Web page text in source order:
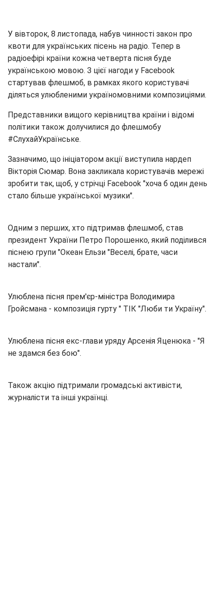
У вівторок, 8 листопада, набув чинності закон про
квоти для українських пісень на радіо. Тепер в
радіоефірі країни кожна четверта пісня буде
українською мовою. З цієї нагоди у Facebook
стартував флешмоб, в рамках якого користувачі
діляться улюбленими україномовними композиціями.
Представники вищого керівництва країни і відомі
політики також долучилися до флешмобу
#СлухайУкраїнське.
Зазначимо, що ініціатором акції виступила нардеп
Вікторія Сюмар. Вона закликала користувачів мережі
зробити так, щоб, у стрічці Facebook "хоча б один день
стало більше української музики".
Одним з перших, хто підтримав флешмоб, став
президент України Петро Порошенко, який поділився
піснею групи "Океан Ельзи "Веселі, брате, часи
настали".
Улюблена пісня прем'єр-міністра Володимира
Гройсмана - композиція гурту " ТІК "Люби ти Україну".
Улюблена пісня екс-глави уряду Арсенія Яценюка - "Я
не здамся без бою".
Також акцію підтримали громадські активісти,
журналісти та інші українці.